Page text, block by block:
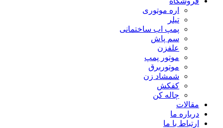
اره موتوری
تیلر
پمپ اب ساختمانی
سم پاش
علفزن
موتور پمپ
موتوربرق
شمشاد زن
کفکش
چاله کن
مقالات
درباره ما
ارتباط با ما